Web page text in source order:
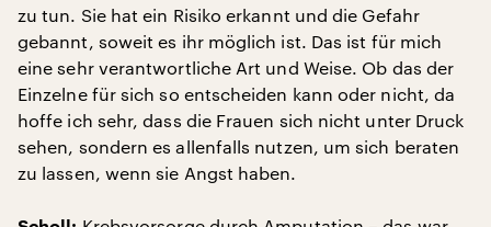
zu tun. Sie hat ein Risiko erkannt und die Gefahr
gebannt, soweit es ihr möglich ist. Das ist für mich
eine sehr verantwortliche Art und Weise. Ob das der
Einzelne für sich so entscheiden kann oder nicht, da
hoffe ich sehr, dass die Frauen sich nicht unter Druck
sehen, sondern es allenfalls nutzen, um sich beraten
zu lassen, wenn sie Angst haben.